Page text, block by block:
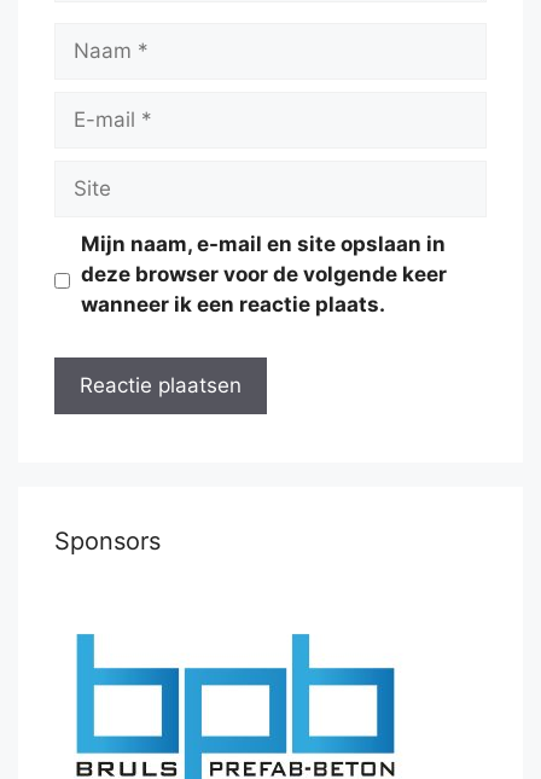
Naam
Site
Mijn naam, e-mail en site opslaan in
deze browser voor de volgende keer
wanneer ik een reactie plaats.
Sponsors